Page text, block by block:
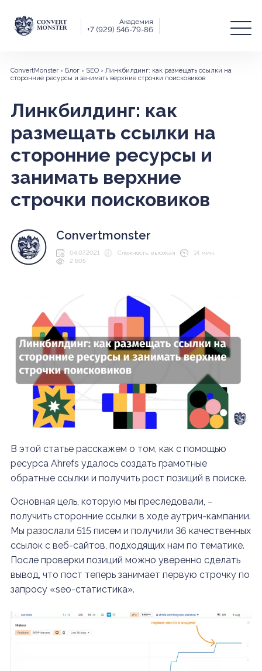
Академия
+7 (929) 546-79-86
ConvertMonster› Блог› SEO› Линкбилдинг: как размещать ссылки на
сторонние ресурсы и занимать верхние строчки поисковиков
Линкбилдинг: как
размещать ссылки на
сторонние ресурсы и
занимать верхние
строчки поисковиков
Convertmonster
04.07.2021 Сложность: высокая
14 мин.
2 605
В этой статье расскажем о том, как с помощью
ресурса Ahrefs удалось создать грамотные
обратные ссылки и получить рост позиций в поиске.
Основная цель, которую мы преследовали, –
получить сторонние ссылки в ходе аутрич-кампании.
Мы разослали 515 писем и получили 36 качественных
ссылок с веб-сайтов, подходящих нам по тематике.
После проверки позиций можно уверенно сделать
вывод, что пост теперь занимает первую строчку по
запросу «seo-статистика».